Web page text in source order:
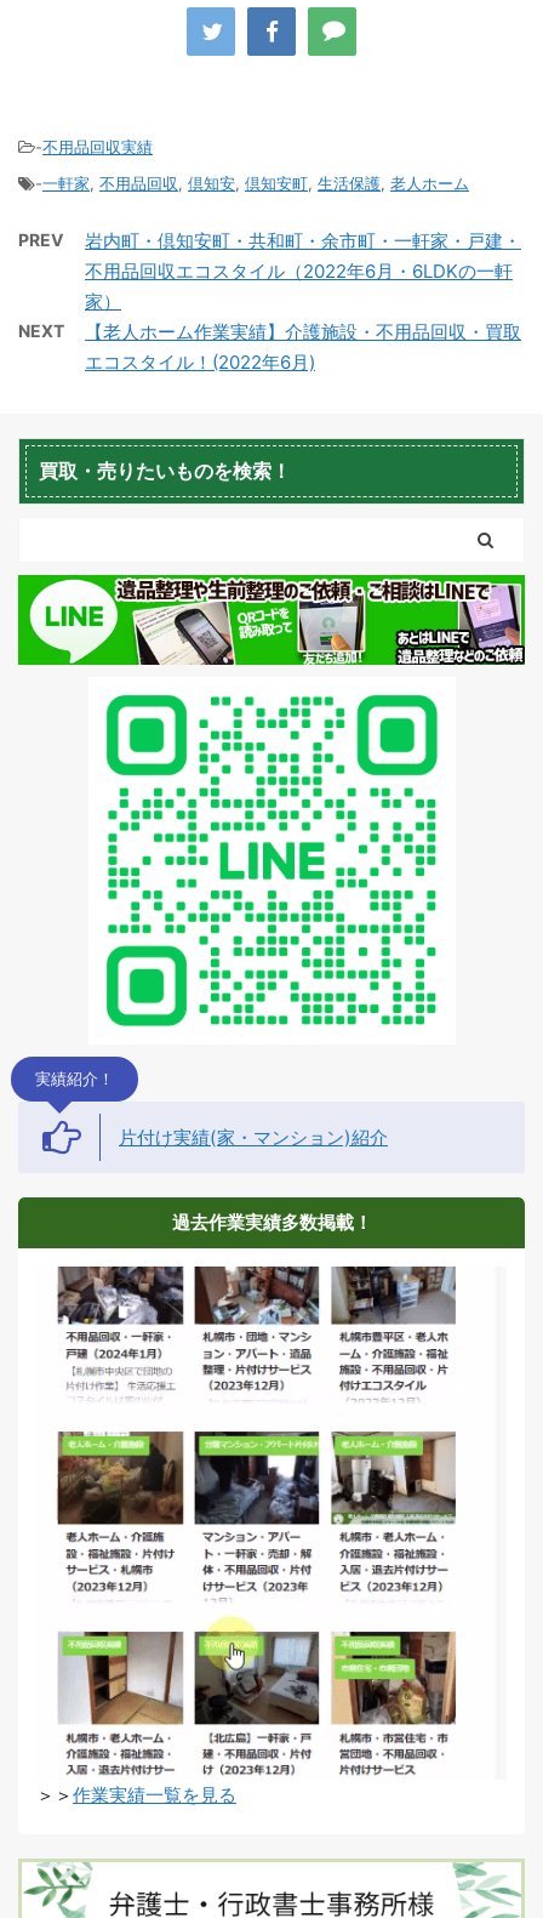
-不用品回収実績
-一軒家, 不用品回収, 倶知安, 倶知安町, 生活保護, 老人ホーム
PREV
岩内町・倶知安町・共和町・余市町・一軒家・戸建・
不用品回収エコスタイル（2022年6月・6LDKの一軒
家）
NEXT
【老人ホーム作業実績】介護施設・不用品回収・買取
エコスタイル！(2022年6月)
買取・売りたいものを検索！
実績紹介！
片付け実績(家・マンション)紹介
過去作業実績多数掲載！
＞＞ 作業実績一覧を見る